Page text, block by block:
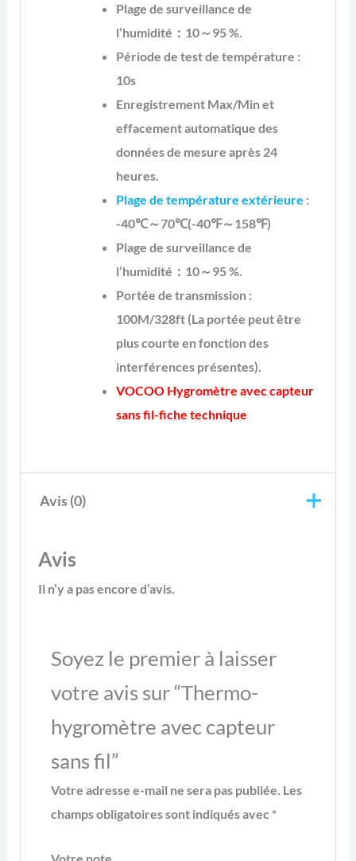
Plage de surveillance de
l’humidité：10～95 %.
Période de test de température :
10s
Enregistrement Max/Min et
effacement automatique des
données de mesure après 24
heures.
Plage de température extérieure :
-40℃～70℃(-40℉～158℉)
Plage de surveillance de
l’humidité：10～95 %.
Portée de transmission :
100M/328ft (La portée peut être
plus courte en fonction des
interférences présentes).
VOCOO Hygromètre avec capteur
sans fil-fiche technique
Avis (0)
Avis
Il n’y a pas encore d’avis.
Soyez le premier à laisser
votre avis sur “Thermo-
hygromètre avec capteur
sans fil”
Votre adresse e-mail ne sera pas publiée. Les
champs obligatoires sont indiqués avec *